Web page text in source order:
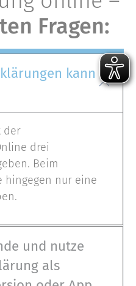
Fragen:
kann
der
drei
Beim
hingegen nur eine
und nutze
als